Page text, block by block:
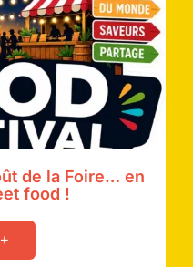
de la Foire… en
food !